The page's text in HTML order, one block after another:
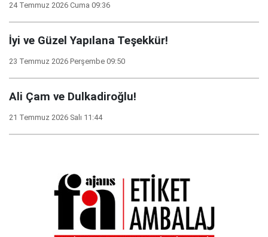
24 Temmuz 2026 Cuma 09:36
İyi ve Güzel Yapılana Teşekkür!
23 Temmuz 2026 Perşembe 09:50
Ali Çam ve Dulkadiroğlu!
21 Temmuz 2026 Salı 11:44